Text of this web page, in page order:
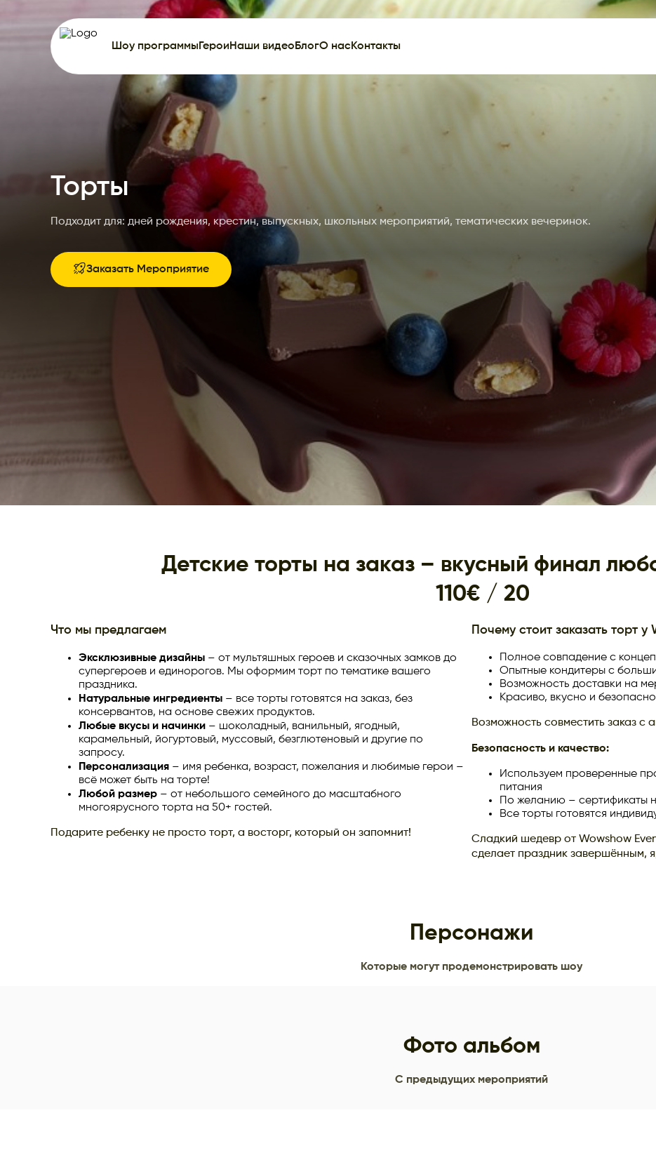
Шоу программыГероиНаши видео БлогО насКонтакты
Торты
Подходит для: дней рождения, крестин, выпускных, школьных мероприятий, тематических вечеринок.
Заказать Мероприятие
Детские торты на заказ – вкусный финал
110€ / 20
Что мы предлагаем
Эксклюзивные дизайны – от мультяшных героев и сказочных замков до
супергероев и единорогов. Мы оформим торт по тематике вашего
праздника.
Натуральные ингредиенты – все торты готовятся на заказ, без
консервантов, на основе свежих продуктов.
Любые вкусы и начинки – шоколадный, ванильный, ягодный,
карамельный, йогуртовый, муссовый, безглютеновый и другие по
запросу.
Персонализация – имя ребенка, возраст, пожелания и любимые герои –
всё может быть на торте!
Любой размер – от небольшого семейного до масштабного
многоярусного торта на 50+ гостей.
Подарите ребенку не просто торт, а восторг, который он запомнит!
Почему стоит заказать торт у
Полное совпадение с
Опытные кондитеры с
Возможность доставки на
Красиво, вкусно и
Возможность совместить заказ
Безопасность и качество:
Используем проверенные
питания
По желанию – сертификаты
Все торты готовятся
Сладкий шедевр от Wowshow
сделает праздник завершённым,
Персонажи
Которые могут продемонстрировать шоу
Фото альбом
С предыдущих мероприятий